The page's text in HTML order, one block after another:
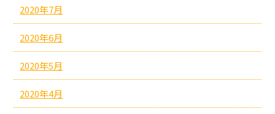
2020年7月
2020年6月
2020年5月
2020年4月